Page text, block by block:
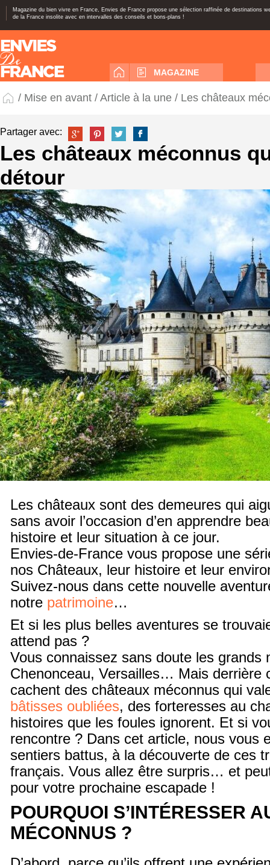
Magazine du bien vivre en France, Envies de France propose une sélection raffinée de destinations
de la France insolite avec en intervalles des conseils et bons-plans !
MAGAZINE
/ Mise en avant / Article à la une / Les châteaux
Partager avec:
Les châteaux méconnus
détour
Les châteaux sont des demeures qui
sans avoir l’occasion d’en apprendre
histoire et leur situation à ce jour.
Envies-de-France vous propose une
nos Châteaux, leur histoire et leur
Suivez-nous dans cette nouvelle
notre patrimoine…
Et si les plus belles aventures se
attend pas ?
Vous connaissez sans doute les grands
Chenonceau, Versailles… Mais derrière
cachent des châteaux méconnus qui
bâtisses oubliées, des forteresses au
histoires que les foules ignorent. Et si
rencontre ? Dans cet article, nous vous
sentiers battus, à la découverte de ces
français. Vous allez être surpris… et
pour votre prochaine escapade !
POURQUOI S’INTÉRESSER
MÉCONNUS ?